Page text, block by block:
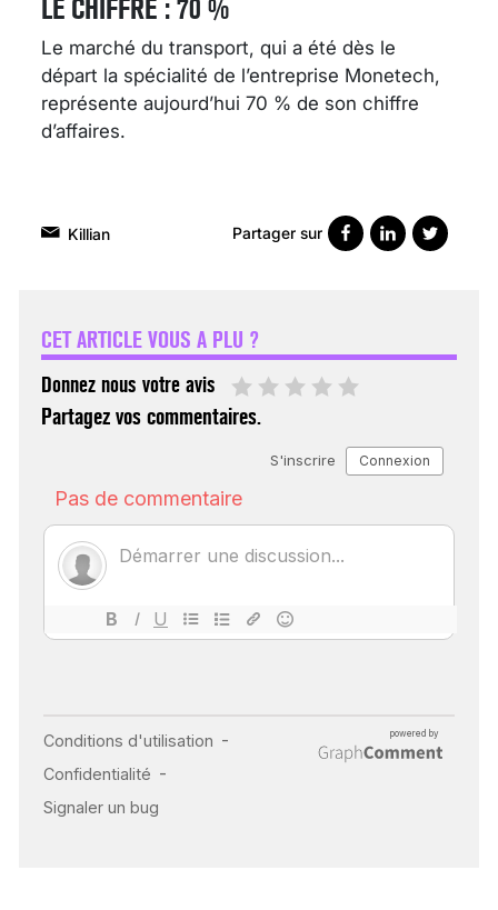
LE CHIFFRE : 70 %
Le marché du transport, qui a été dès le
départ la spécialité de l’entreprise Monetech,
représente aujourd’hui 70 % de son chiffre
d’affaires.
Killian Partager sur
CET ARTICLE VOUS A PLU ?
Donnez nous votre avis
Partagez vos commentaires.
ÉCHO : DES IMAGES
POUR TOUTES LES
18 juil 2022
INSUFFISANCE
CARDIAQUE : LES